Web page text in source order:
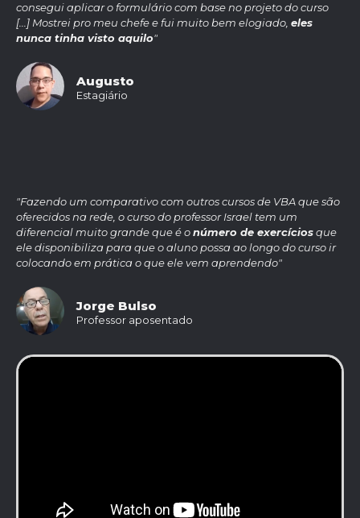
consegui aplicar o formulário com base no projeto do curso
[...] Mostrei pro meu chefe e fui muito bem elogiado, eles
nunca tinha visto aquilo"
Augusto
Estagiário
"Fazendo um comparativo com outros cursos de VBA que são
oferecidos na rede, o curso do professor Israel tem um
diferencial muito grande que é onúmero de exercíciosque
ele disponibiliza para que o aluno possa ao longo do curso ir
colocando em prática o que ele vem aprendendo"
Jorge Bulso
Professor aposentado